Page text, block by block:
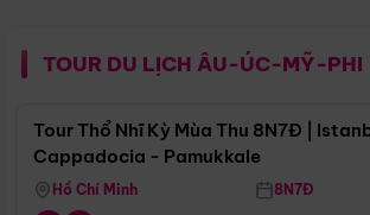
TOUR DU LỊCH ÂU-ÚC-MỸ-PHI
Tour Thổ Nhĩ Kỳ Mùa Thu 8N7Đ |
Cappadocia - Pamukkale
Hồ Chí Minh 8N7Đ